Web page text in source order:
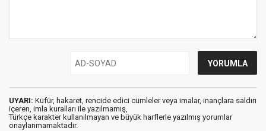
UYARI: Küfür, hakaret, rencide edici cümleler veya imalar, inançlara saldırı
içeren, imla kuralları ile yazılmamış,
Türkçe karakter kullanılmayan ve büyük harflerle yazılmış yorumlar
onaylanmamaktadır.